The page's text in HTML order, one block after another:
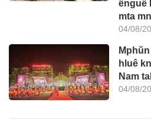
ênguê
mta
04/08/
hluê
Nam
04/08/